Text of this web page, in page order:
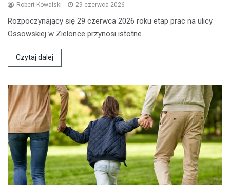
Robert Kowalski 29 czerwca 2026
Rozpoczynający się 29 czerwca 2026 roku etap prac na ulicy
Ossowskiej w Zielonce przynosi istotne…
Czytaj dalej